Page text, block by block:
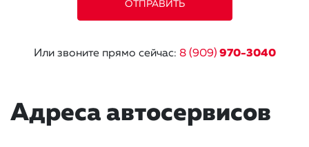
Или звоните прямо сейчас: 8 (909) 970-3040
Адреса автосервисов